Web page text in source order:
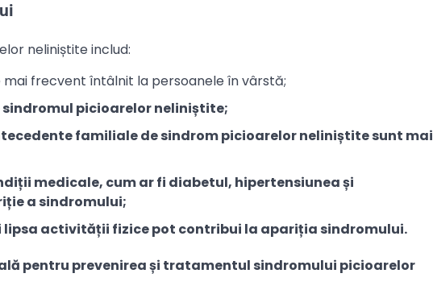
neliniștite includ:
frecvent întâlnit la persoanele în vârstă;
sindromul picioarelor neliniștite;
familiale de sindrom picioarelor neliniștite sunt mai
medicale, cum ar fi diabetul, hipertensiunea și
a sindromului;
lipsa activității fizice pot contribui la apariția sindromului.
pentru prevenirea și tratamentul sindromului picioarelor